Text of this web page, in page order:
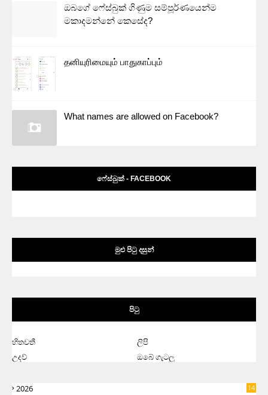
ඔබගේ ෆේස්බුක් ගිණුම සම්පූර්ණයෙන්ම
මකාදමන්නේ කෙසේද?
தனியுரிமையும் பாதுகாப்பும்
What names are allowed on Facebook?
ෆේස්බුක් - FACEBOOK
මුළු පිටු දසුන්
පිටු
හිතවතී
ලිපි
උදව්
ඔබේ ගැටලු
2026 14